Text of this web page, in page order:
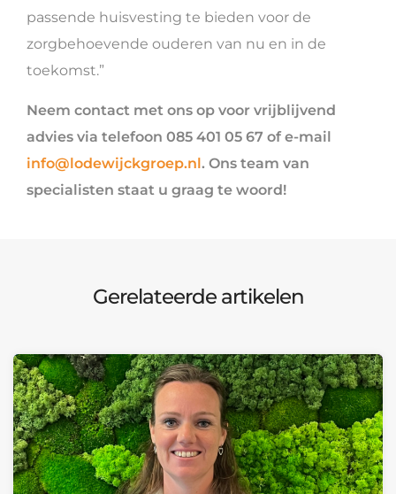
passende huisvesting te bieden voor de
zorgbehoevende ouderen van nu en in de
toekomst.”
Neem contact met ons op voor vrijblijvend
advies via telefoon 085 401 05 67 of e-mail
info@lodewijckgroep.nl. Ons team van
specialisten staat u graag te woord!
Gerelateerde artikelen